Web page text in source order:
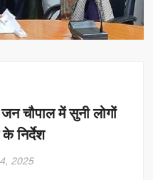
चौपाल में सुनी लोगों
निर्देश
2025